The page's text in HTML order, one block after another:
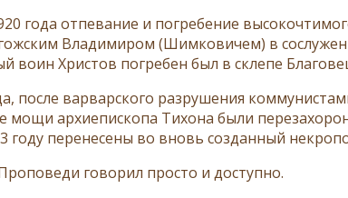
года отпевание и погребение
Владимиром (Шимковичем) в
воин Христов погребен был в склепе
после варварского разрушения
мощи архиепископа Тихона были
году перенесены во вновь созданный
говорил просто и доступно.